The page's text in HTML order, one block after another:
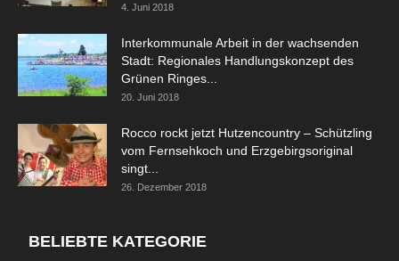
4. Juni 2018
Interkommunale Arbeit in der wachsenden
Stadt: Regionales Handlungskonzept des
Grünen Ringes...
20. Juni 2018
Rocco rockt jetzt Hutzencountry – Schützling
vom Fernsehkoch und Erzgebirgsoriginal
singt...
26. Dezember 2018
BELIEBTE KATEGORIE